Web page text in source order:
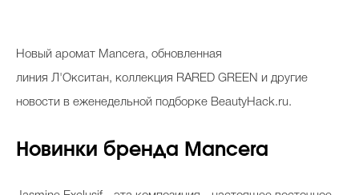
Новый аромат Mancera, обновленная
линия Л'Окситан, коллекция RARED GREEN и другие
новости в еженедельной подборке BeautyHack.ru.
Новинки бренда Mancera